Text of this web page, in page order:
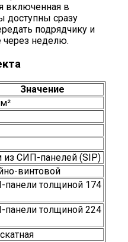
включенная в
доступны сразу
подрядчику и
через неделю.
Значение
СИП-панелей (SIP)
винтовой
толщиной 174
толщиной 224